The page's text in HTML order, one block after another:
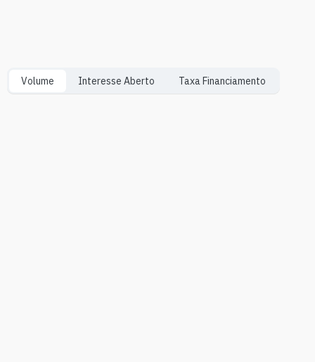
Volume Interesse Aberto Taxa Financiamento